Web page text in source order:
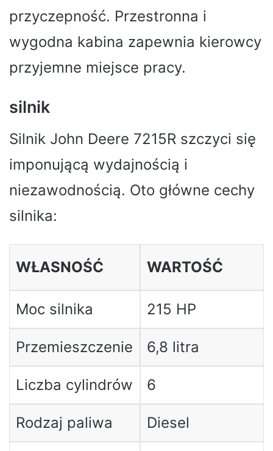
przyczepność. Przestronna i
wygodna kabina zapewnia kierowcy
przyjemne miejsce pracy.
silnik
Silnik John Deere 7215R szczyci się
imponującą wydajnością i
niezawodnością. Oto główne cechy
silnika:
WŁASNOŚĆ WARTOŚĆ
Moc silnika 215 HP
Przemieszczenie 6,8 litra
Liczba cylindrów 6
Rodzaj paliwa Diesel